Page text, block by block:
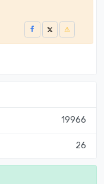
19966
26